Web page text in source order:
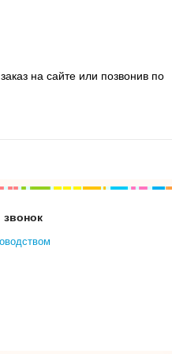
на сайте или позвонив по